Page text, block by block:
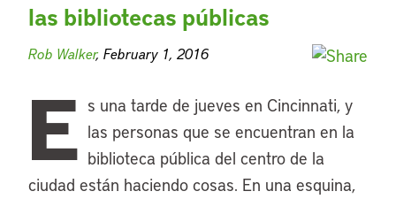
las bibliotecas públicas
Rob Walker, February 1, 2016
E s una tarde de jueves en Cincinnati, y
las personas que se encuentran en la
biblioteca pública del centro de la
ciudad están haciendo cosas. En una esquina,